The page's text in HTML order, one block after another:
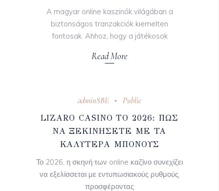
A magyar online kaszinók világában a
biztonságos tranzakciók kiemelten
fontosak. Ahhoz, hogy a játékosok
Read More
adminSBE
Public
LIZARO CASINO ΤΟ 2026: ΠΏΣ
ΝΑ ΞΕΚΙΝΉΣΕΤΕ ΜΕ ΤΑ
ΚΑΛΎΤΕΡΑ ΜΠΌΝΟΥΣ
Το 2026, η σκηνή των online καζίνο συνεχίζει
να εξελίσσεται με εντυπωσιακούς ρυθμούς,
προσφέροντας